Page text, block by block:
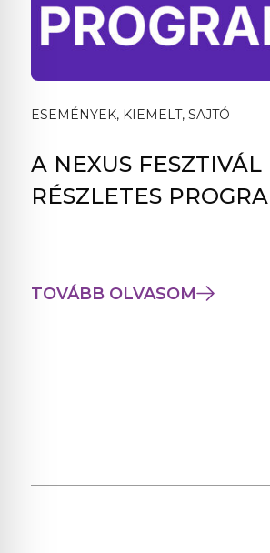
ESEMÉNYEK, KIEMELT, SAJTÓ
A NEXUS FESZTIVÁL
RÉSZLETES
TOVÁBB OLVASOM